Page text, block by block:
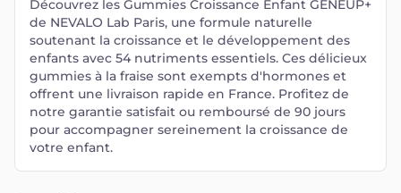
Découvrez les Gummies Croissance Enfant GENEUP+
de NEVALO Lab Paris, une formule naturelle
soutenant la croissance et le développement des
enfants avec 54 nutriments essentiels. Ces délicieux
gummies à la fraise sont exempts d'hormones et
offrent une livraison rapide en France. Profitez de
notre garantie satisfait ou remboursé de 90 jours
pour accompagner sereinement la croissance de
votre enfant.